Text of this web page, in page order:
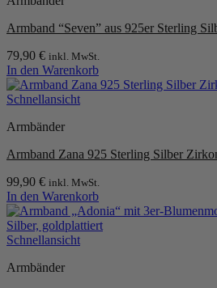
Armband “Seven” aus 925er Sterling
79,90 € inkl. MwSt.
In den Warenkorb
Schnellansicht
Armbänder
Armband Zana 925 Sterling Silber
99,90 € inkl. MwSt.
In den Warenkorb
Schnellansicht
Armbänder